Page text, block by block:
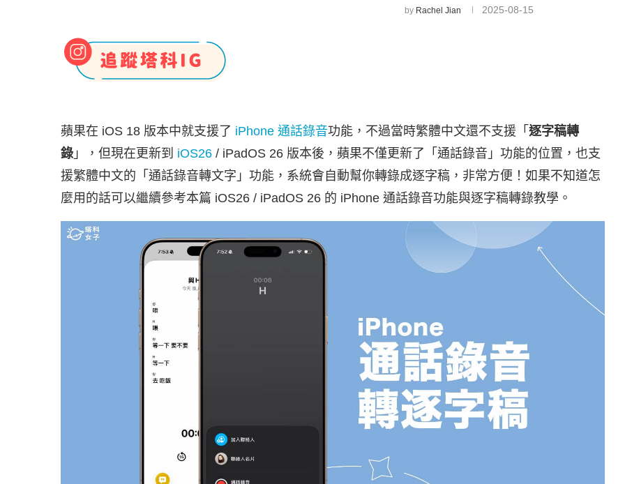
by Rachel Jian 2025-08-15
蘋果在 iOS 18 版本中就支援了 iPhone 通話錄音功能，不過當時繁體中文還不支援「 逐字稿轉
錄 」，但現在更新到 iOS26 / iPadOS 26 版本後，蘋果不僅更新了「通話錄音」功能的位置，也支
援繁體中文的「通話錄音轉文字」功能，系統會自動幫你轉錄成逐字稿，非常方便！如果不知道怎
麼用的話可以繼續參考本篇 iOS26 / iPadOS 26 的 iPhone 通話錄音功能與逐字稿轉錄教學。